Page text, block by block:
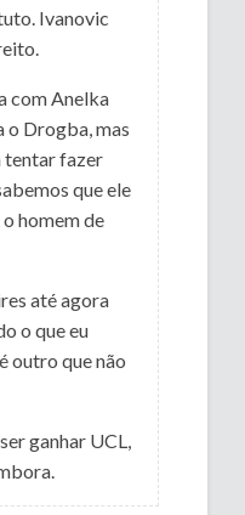
Ivanovic
com Anelka
o Drogba, mas
tentar fazer
que ele
homem de
até agora
o que eu
outro que não
ganhar UCL,